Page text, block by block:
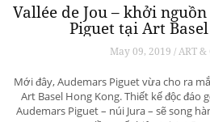
Vallée de Jou – khởi
Piguet tại Art
May 09, 2019 / ART &
Mới đây, Audemars Piguet vừa cho ra
Art Basel Hong Kong. Thiết kế độc đáo
Audemars Piguet – núi Jura – sẽ song